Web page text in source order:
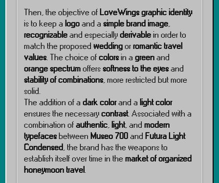
Then, the objective ofLoveWings graphic identity
is to keep alogoand asimple brand image,
recognizableand especiallyderivablein order to
match the proposedweddingorromantic travel
values. The choice ofcolorsin agreenand
orange spectrumofferssoftness to the eyesand
stability of combinations, more restricted but more
solid.
The addition of adark colorand alight color
ensures the necessarycontrast. Associated with a
combination ofauthentic,light, andmodern
typefacesbetweenMuseo 700andFutura Light
Condensed, the brand has the weapons to
establish itself over time in themarket of organized
honeymoon travel.